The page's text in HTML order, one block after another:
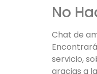
No
Chat de
servicio,
gracias a